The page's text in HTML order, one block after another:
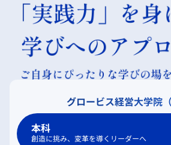
グロービス経営大学院（
本科
創造に挑み、変革を導くリーダーへ